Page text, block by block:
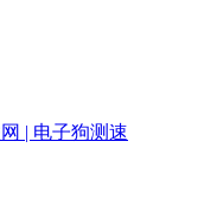
| 电子狗测速